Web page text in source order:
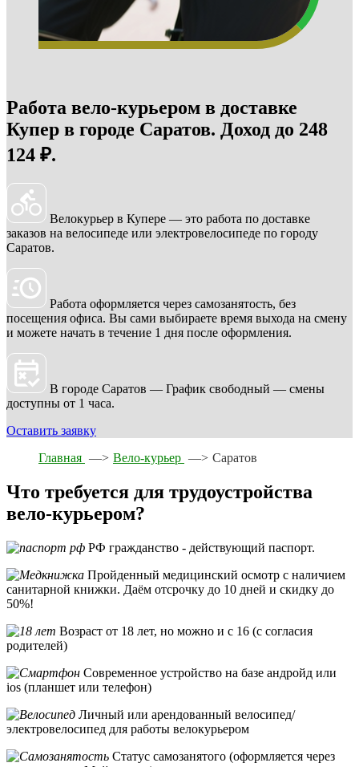
Работа вело-курьером в доставке
Купер в городе Саратов. Доход до 248
124 ₽.
Велокурьер в Купере — это работа по доставке
заказов на велосипеде или электровелосипеде по городу
Саратов.
Работа оформляется через самозанятость, без
посещения офиса. Вы сами выбираете время выхода на смену
и можете начать в течение 1 дня после оформления.
В городе Саратов — График свободный — смены
доступны от 1 часа.
Оставить заявку
Главная —> Вело-курьер —> Саратов
Что требуется для трудоустройства
вело-курьером?
РФ гражданство - действующий паспорт.
Пройденный медицинский осмотр с наличием
санитарной книжки. Даём отсрочку до 10 дней и скидку до
50%!
Возраст от 18 лет, но можно и с 16 (с согласия
родителей)
Современное устройство на базе андройд или
ios (планшет или телефон)
Личный или арендованный велосипед/
электровелосипед для работы велокурьером
Статус самозанятого (оформляется через